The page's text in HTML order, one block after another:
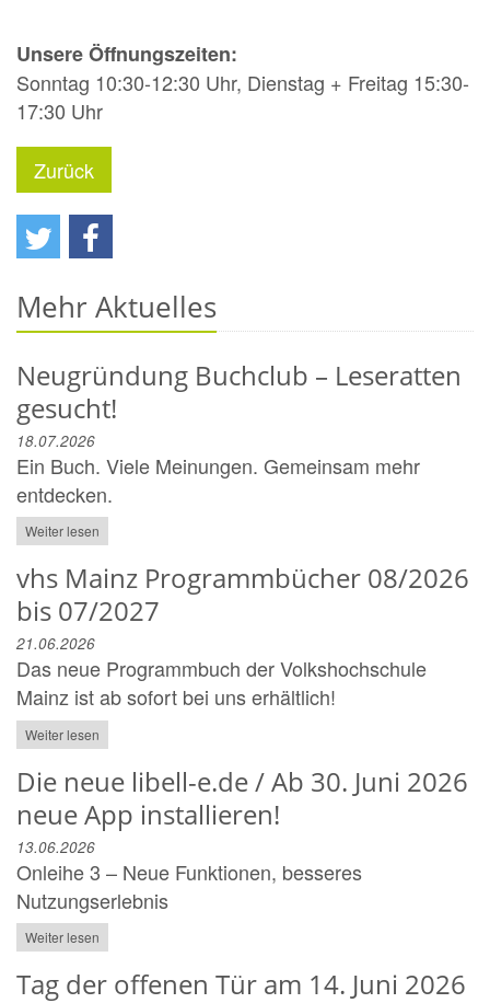
Unsere Öffnungszeiten:
Sonntag 10:30-12:30 Uhr, Dienstag + Freitag 15:30-
17:30 Uhr
Zurück
Mehr Aktuelles
Neugründung Buchclub – Leseratten
gesucht!
18.07.2026
Ein Buch. Viele Meinungen. Gemeinsam mehr
entdecken.
Weiter lesen
vhs Mainz Programmbücher 08/2026
bis 07/2027
21.06.2026
Das neue Programmbuch der Volkshochschule
Mainz ist ab sofort bei uns erhältlich!
Weiter lesen
Die neue libell-e.de / Ab 30. Juni 2026
neue App installieren!
13.06.2026
Onleihe 3 – Neue Funktionen, besseres
Nutzungserlebnis
Weiter lesen
Tag der offenen Tür am 14. Juni 2026